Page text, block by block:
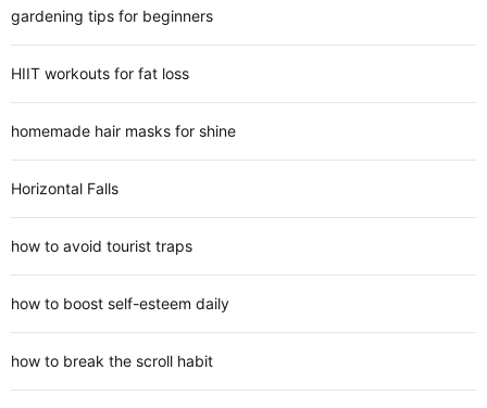
gardening tips for beginners
HIIT workouts for fat loss
homemade hair masks for shine
Horizontal Falls
how to avoid tourist traps
how to boost self-esteem daily
how to break the scroll habit